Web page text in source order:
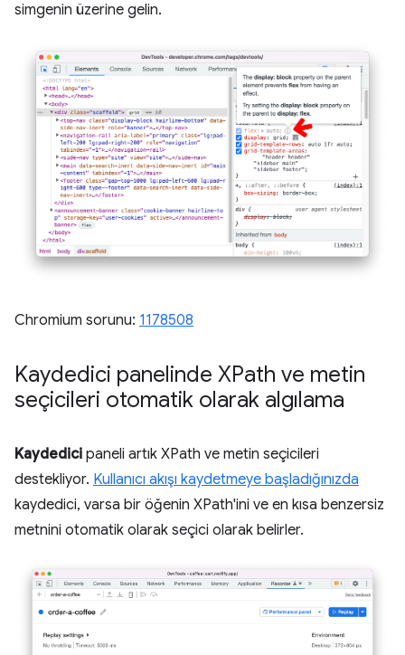
simgenin üzerine gelin.
Chromium sorunu: 1178508
Kaydedici panelinde XPath ve metin
seçicileri otomatik olarak algılama
Kaydedici paneli artık XPath ve metin seçicileri
destekliyor. Kullanıcı akışı kaydetmeye başladığınızda
kaydedici, varsa bir öğenin XPath'ini ve en kısa benzersiz
metnini otomatik olarak seçici olarak belirler.